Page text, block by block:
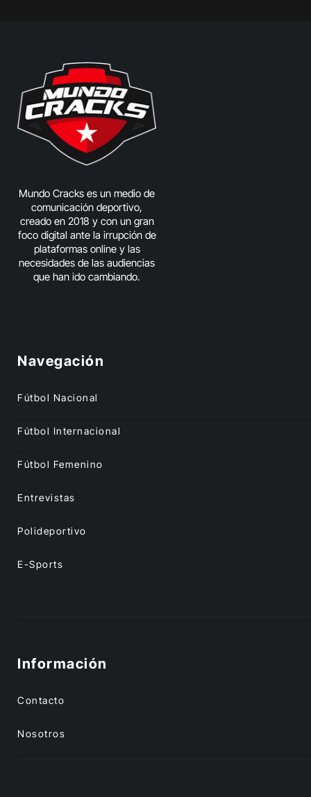
Mundo Cracks es un medio de
comunicación deportivo,
creado en 2018 y con un gran
foco digital ante la irrupción de
plataformas online y las
necesidades de las audiencias
que han ido cambiando.
Navegación
Fútbol Nacional
Fútbol Internacional
Fútbol Femenino
Entrevistas
Polideportivo
E-Sports
Información
Contacto
Nosotros